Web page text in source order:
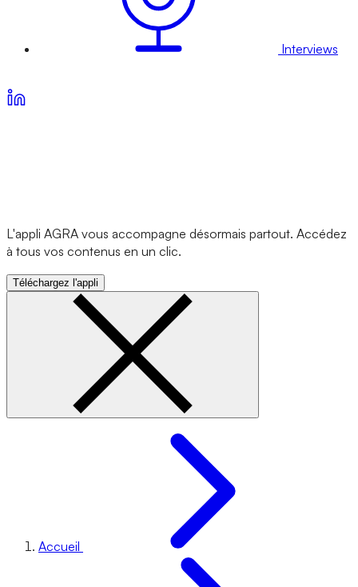
Interviews
L'appli AGRA vous accompagne désormais partout. Accédez
à tous vos contenus en un clic.
Téléchargez l'appli
Accueil